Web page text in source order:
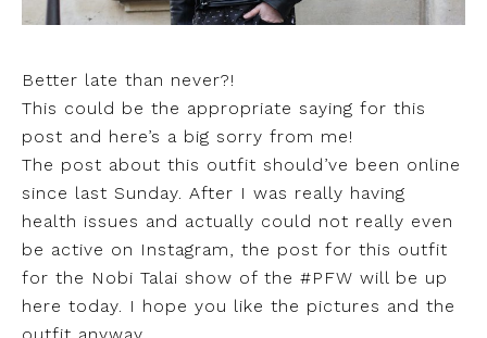
Better late than never?!
This could be the appropriate saying for this
post and here’s a big sorry from me!
The post about this outfit should’ve been online
since last Sunday. After I was really having
health issues and actually could not really even
be active on Instagram, the post for this outfit
for the Nobi Talai show of the #PFW will be up
here today. I hope you like the pictures and the